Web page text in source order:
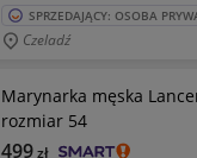
SPRZEDAJĄCY: OSOBA
Czeladź
Marynarka męska
rozmiar 54
499zł